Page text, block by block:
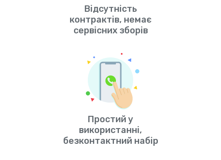
Відсутність
контрактів, немає
сервісних зборів
Простий у
використанні,
безконтактний набір